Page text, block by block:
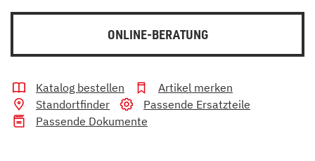
ONLINE-BERATUNG
Katalog bestellen
Artikel merken
Standortfinder
Passende Ersatzteile
Passende Dokumente